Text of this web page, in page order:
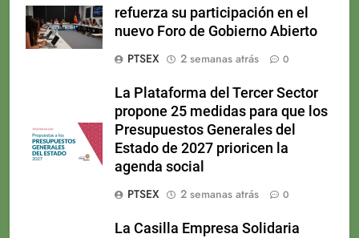
refuerza su participación en el
nuevo Foro de Gobierno Abierto
PTSEX
2 semanas atrás 0
La Plataforma del Tercer Sector
propone 25 medidas para que los
Presupuestos Generales del
Estado de 2027 prioricen la
agenda social
PTSEX
2 semanas atrás 0
La Casilla Empresa Solidaria